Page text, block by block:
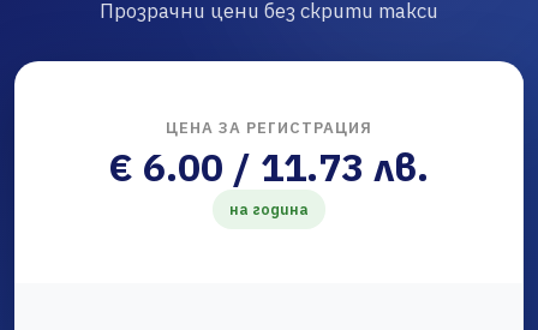
Прозрачни цени без скрити такси
ЦЕНА ЗА РЕГИСТРАЦИЯ
€ 6.00 / 11.73 лв.
на година